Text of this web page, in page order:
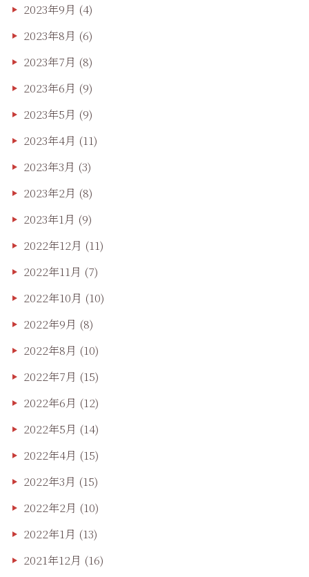
2023年9月 (4)
2023年8月 (6)
2023年7月 (8)
2023年6月 (9)
2023年5月 (9)
2023年4月 (11)
2023年3月 (3)
2023年2月 (8)
2023年1月 (9)
2022年12月 (11)
2022年11月 (7)
2022年10月 (10)
2022年9月 (8)
2022年8月 (10)
2022年7月 (15)
2022年6月 (12)
2022年5月 (14)
2022年4月 (15)
2022年3月 (15)
2022年2月 (10)
2022年1月 (13)
2021年12月 (16)